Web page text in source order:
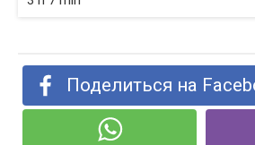
Поделиться на